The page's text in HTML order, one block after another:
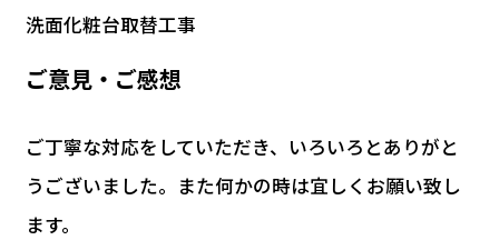
洗面化粧台取替工事
ご意見・ご感想
ご丁寧な対応をしていただき、いろいろとありがと
うございました。また何かの時は宜しくお願い致し
ます。